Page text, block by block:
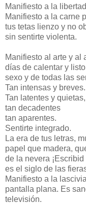
Manifiesto a la
Manifiesto a la carne
tus tetas lienzo y no
sin sentirte violenta.
Manifiesto al arte y al
días de calentar y
sexo y de todas las
Tan intensas y breves.
Tan latentes y quietas,
tan decadentes
tan aparentes.
Sentirte integrado.
La era de tus letras,
papel que madera,
de la nevera
es el siglo de las
Manifiesto a la
pantalla plana. Es
televisión.